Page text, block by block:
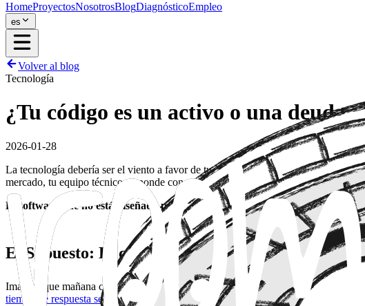
HomeProyectosNosotrosBlogDiagnósticoEmpleo
es
Volver al blog
Tecnología
¿Tu código es un activo o una deuda
2026-01-28
La tecnología debería ser el viento a favor de tu empresa, pero para muchos
mercado, tu equipo técnico responde con un"no se puede"o un "tardaríamos
El software que no está diseñado para el cambio no es una solución; es una
El Supuesto: El cuello de botella invisible
Imagina que mañana cierras un acuerdo que triplica tu volumen de negocio. En
tiempo de respuesta se dispararía
y el coste de mantener esa estructura devoraría